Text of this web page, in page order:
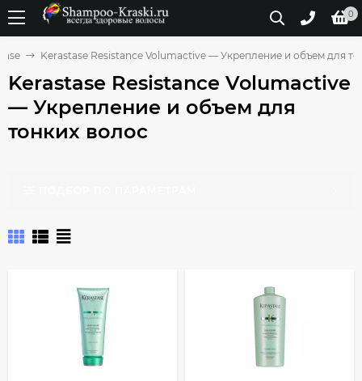
0
Kerastase Resistance Volumactive — Укрепление и объем для
Kerastase Resistance Volumactive
— Укрепление и объем для
тонких волос